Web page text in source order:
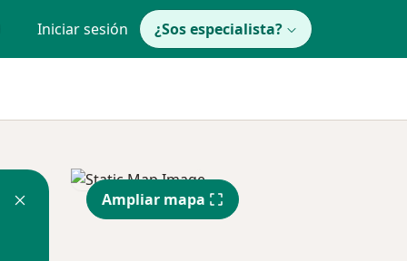
Iniciar sesión ¿Sos especialista?
Ampliar mapa